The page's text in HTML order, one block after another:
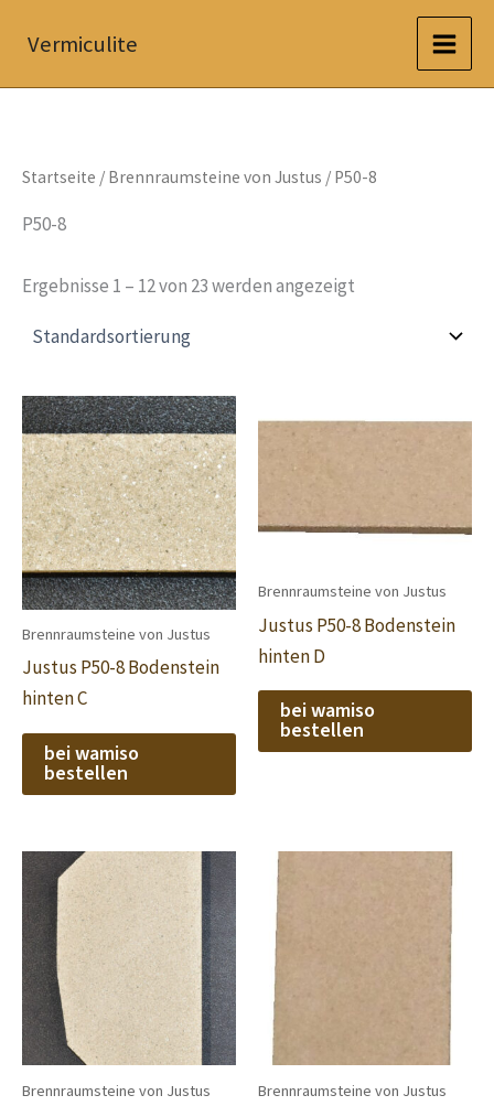
InhaltVermiculite
Startseite / Brennraumsteine von Justus / P50-8
P50-8
Ergebnisse 1 – 12 von 23 werden angezeigt
Brennraumsteine von Justus
Justus P50-8 Bodenstein
hinten C
bei wamiso
bestellen
Brennraumsteine von Justus
Justus P50-8 Bodenstein
hinten D
bei wamiso
bestellen
Brennraumsteine von Justus Brennraumsteine von Justus